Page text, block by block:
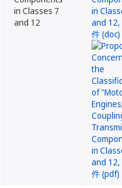
in Classes 7
and 12